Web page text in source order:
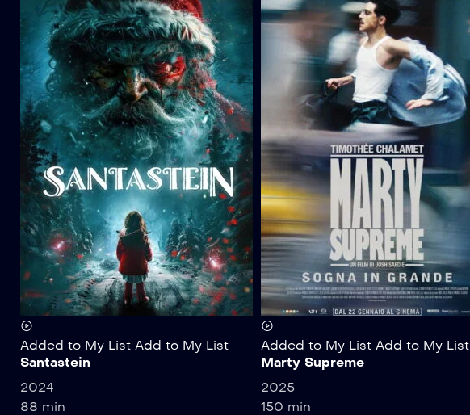
Added to My List Add to My List
Santastein
2024
88 min
Added to My List Add to My List
Marty Supreme
2025
150 min